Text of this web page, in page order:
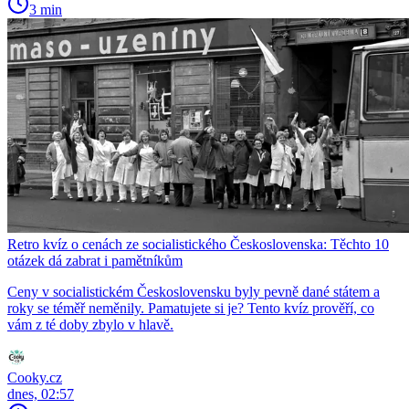
3 min
Retro kvíz o cenách ze socialistického Československa: Těchto 10
otázek dá zabrat i pamětníkům
Ceny v socialistickém Československu byly pevně dané státem a
roky se téměř neměnily. Pamatujete si je? Tento kvíz prověří, co
vám z té doby zbylo v hlavě.
Cooky.cz
dnes, 02:57